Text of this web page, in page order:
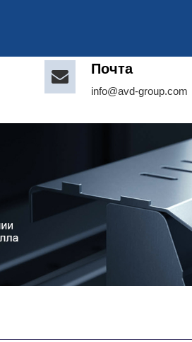
Почта
info@avd-group.com